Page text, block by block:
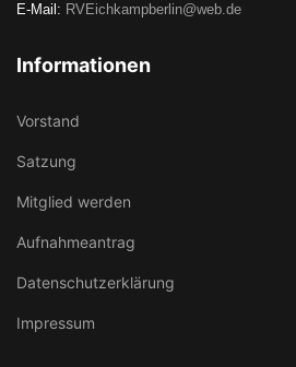
E-Mail: RVEichkampberlin@web.de
Informationen
Vorstand
Satzung
Mitglied werden
Aufnahmeantrag
Datenschutzerklärung
Impressum